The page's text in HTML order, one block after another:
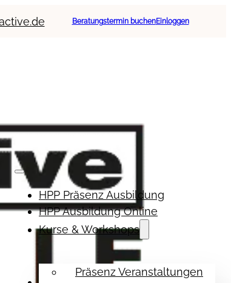
Beratungstermin buchenEinloggen
HPP Präsenz Ausbildung
HPP Ausbildung Online
Kurse & Workshops
Präsenz Veranstaltungen